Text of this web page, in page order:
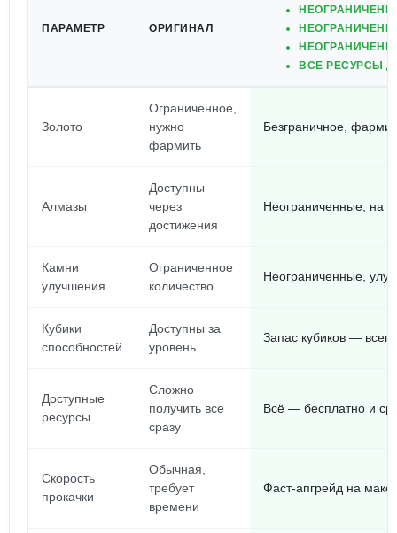
ПАРАМЕТР ОРИГИНАЛ
ВСЕ РЕСУРСЫ
Золото
Ограниченное,
нужно
фармить
Безграничное,
Алмазы
Доступны
через
достижения
Неограниченные, на
Камни
улучшения
Ограниченное
количество
Неограниченные,
Кубики
способностей
Доступны за
уровень
Запас кубиков —
Доступные
ресурсы
Сложно
получить все
сразу
Всё — бесплатно и
Скорость
прокачки
Обычная,
требует
времени
Фаст-апгрейд на